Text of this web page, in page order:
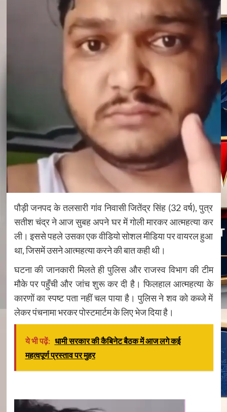
पौड़ी जनपद के तलसारी गांव निवासी जितेंद्र सिंह (32 वर्ष), पुत्र
सतीश चंद्र ने आज सुबह अपने घर में गोली मारकर आत्महत्या कर
ली। इससे पहले उसका एक वीडियो सोशल मीडिया पर वायरल हुआ
था, जिसमें उसने आत्महत्या करने की बात कही थी।
घटना की जानकारी मिलते ही पुलिस और राजस्व विभाग की टीम
मौके पर पहुँची और जांच शुरू कर दी है। फिलहाल आत्महत्या के
कारणों का स्पष्ट पता नहीं चल पाया है। पुलिस ने शव को कब्जे में
लेकर पंचनामा भरकर पोस्टमार्टम के लिए भेज दिया है।
ये भी पढ़ें: धामी सरकार की कैबिनेट बैठक में आज लगे कई
महत्वपूर्ण प्रस्ताव पर मुहर
Video